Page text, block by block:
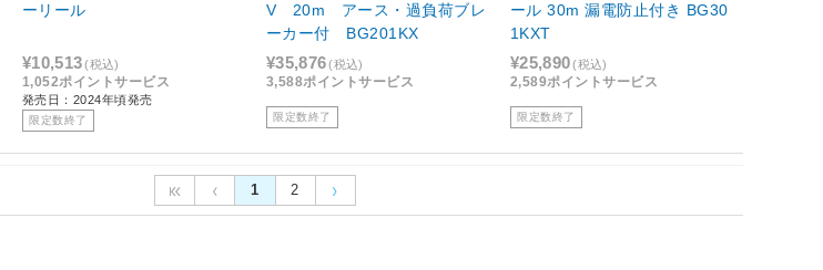
ーリール
¥10,513(税込)
1,052ポイントサービス
発売日：2024年頃発売
限定数終了
V 20m アース・過負荷ブレ
ーカー付 BG201KX
¥35,876(税込)
3,588ポイントサービス
限定数終了
ール 30m 漏電防止付き BG30
1KXT
¥25,890(税込)
2,589ポイントサービス
限定数終了
1 2